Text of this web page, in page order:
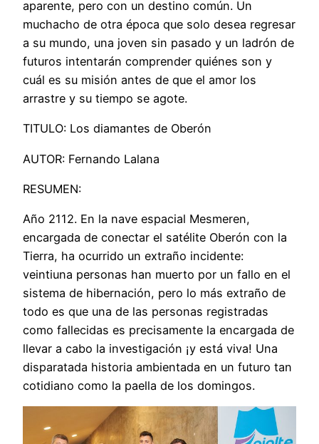
aparente, pero con un destino común. Un
muchacho de otra época que solo desea regresar
a su mundo, una joven sin pasado y un ladrón de
futuros intentarán comprender quiénes son y
cuál es su misión antes de que el amor los
arrastre y su tiempo se agote.
TITULO: Los diamantes de Oberón
AUTOR: Fernando Lalana
RESUMEN:
Año 2112. En la nave espacial Mesmeren,
encargada de conectar el satélite Oberón con la
Tierra, ha ocurrido un extraño incidente:
veintiuna personas han muerto por un fallo en el
sistema de hibernación, pero lo más extraño de
todo es que una de las personas registradas
como fallecidas es precisamente la encargada de
llevar a cabo la investigación ¡y está viva! Una
disparatada historia ambientada en un futuro tan
cotidiano como la paella de los domingos.